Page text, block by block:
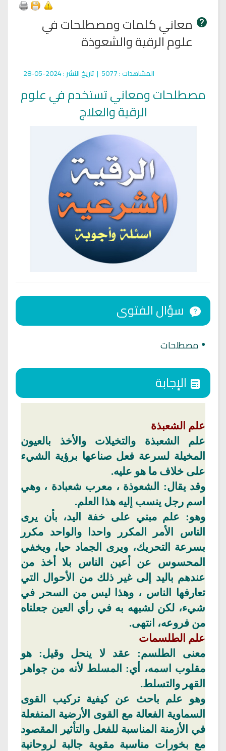
معاني كلمات ومصطلحات في
علوم الرقية والشعوذة
المشاهدات: 5077 | تاريخ النشر: 2024-05-28
مصطلحات ومعاني تستخدم في علوم
الرقية والعلاج
• مصطلحات
علم الشعبذة
علم
الشعبذة والتخيلات والأخذ بالعيون
المخيلة لسرعة فعل صناعها برؤية الشيء
على خلاف ما هو عليه.
وقد يقال:
الشعوذة ، معرب شعبادة ، وهي
اسم رجل ينسب إليه هذا العلم.
وهو: علم مبني على خفة اليد، بأن يرى
الناس الأمر المكرر واحدا والواحد مكرر
بسرعة التحريك، ويرى الجماد حيا، ويخفي
المحسوس عن أعين الناس بلا أخذ من
عندهم باليد إلى غير ذلك من الأحوال التي
تعارفها
الناس ، وهذا ليس من السحر في
شيء، لكن لشبهه به في رأي العين جعلناه
من فروعه، انتهى.
علم الطلسمات
معنى الطلسم: عقد لا ينحل وقيل: هو
مقلوب اسمه، أي: المسلط لأنه من جواهر
القهر والتسلط.
وهو علم باحث عن كيفيةتركيب القوى
السماوية الفعالة مع القوى الأرضية المنفعلة
في الأزمنة المناسبة للفعل والتأثير المقصود
مع بخورات مناسبة مقوية جالبة لروحانية